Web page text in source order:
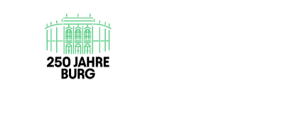
Skip to main content